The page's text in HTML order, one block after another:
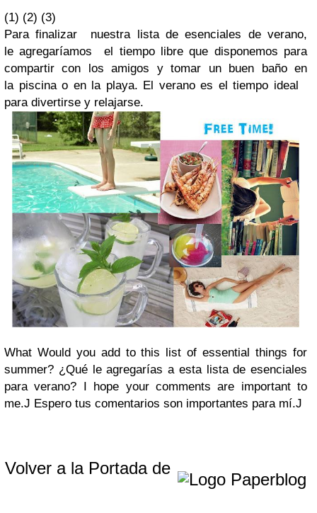
(1) (2) (3)
Para finalizar nuestra lista de esenciales de verano,
le agregaríamos el tiempo libre que disponemos para
compartir con los amigos y tomar un buen baño en
la piscina o en la playa. El verano es el tiempo ideal
para divertirse y relajarse.
What Would you add to this list of essential things for
summer? ¿Qué le agregarías a esta lista de esenciales
para verano? I hope your comments are important to
me.J Espero tus comentarios son importantes para mí.J
Volver a la Portada de